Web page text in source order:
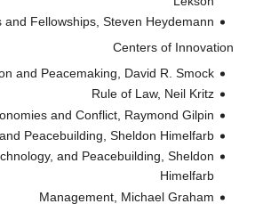
Grants and Fellowships, Steven
Centers of
Religion and Peacemaking, David R.
Rule of Law,
Economies and Conflict, Raymond
Conflict, and Peacebuilding, Sheldon
Science, Technology, and Peacebuilding,
Management, Michael